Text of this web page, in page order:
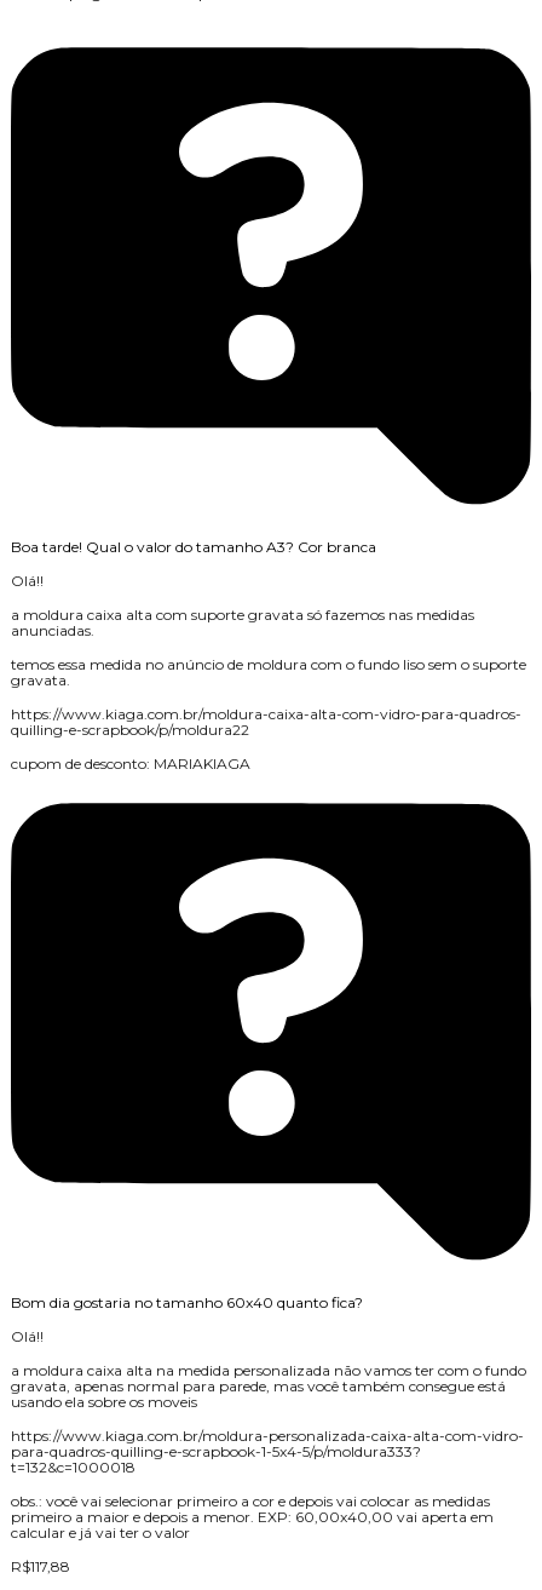
Boa tarde! Qual o valor do tamanho A3? Cor branca
Olá!!
a moldura caixa alta com suporte gravata só fazemos nas medidas
anunciadas.
temos essa medida no anúncio de moldura com o fundo liso sem o suporte
gravata.
https://www.kiaga.com.br/moldura-caixa-alta-com-vidro-para-quadros-
quilling-e-scrapbook/p/moldura22
cupom de desconto: MARIAKIAGA
Bom dia gostaria no tamanho 60x40 quanto fica?
Olá!!
a moldura caixa alta na medida personalizada não vamos ter com o fundo
gravata, apenas normal para parede, mas você também consegue está
usando ela sobre os moveis
https://www.kiaga.com.br/moldura-personalizada-caixa-alta-com-vidro-
para-quadros-quilling-e-scrapbook-1-5x4-5/p/moldura333?
t=132&c=1000018
obs.: você vai selecionar primeiro a cor e depois vai colocar as medidas
primeiro a maior e depois a menor. EXP: 60,00x40,00 vai aperta em
calcular e já vai ter o valor
R$117,88